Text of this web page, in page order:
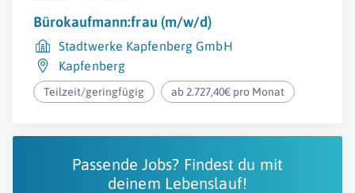
Bürokaufmann:frau (m/w/d)
Stadtwerke Kapfenberg GmbH
Kapfenberg
Teilzeit/geringfügig ab 2.727,40€ pro Monat
Passende Jobs? Findest du mit
deinem Lebenslauf!